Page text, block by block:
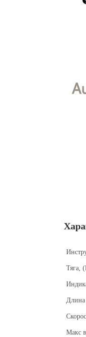
Тяга,
Макс